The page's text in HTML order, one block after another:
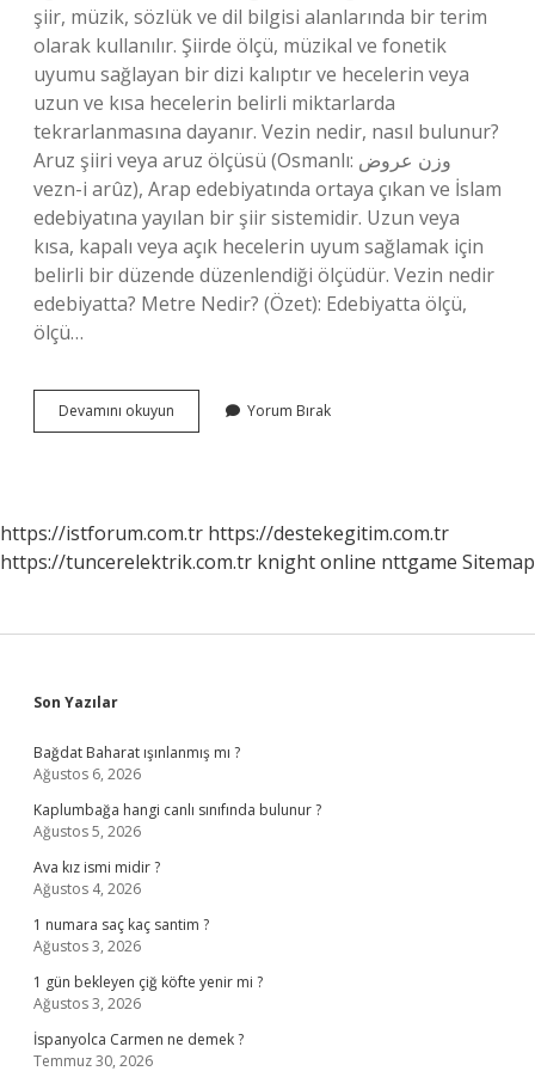
şiir, müzik, sözlük ve dil bilgisi alanlarında bir terim
olarak kullanılır. Şiirde ölçü, müzikal ve fonetik
uyumu sağlayan bir dizi kalıptır ve hecelerin veya
uzun ve kısa hecelerin belirli miktarlarda
tekrarlanmasına dayanır. Vezin nedir, nasıl bulunur?
Aruz şiiri veya aruz ölçüsü (Osmanlı: وزن عروض
vezn-i arûz), Arap edebiyatında ortaya çıkan ve İslam
edebiyatına yayılan bir şiir sistemidir. Uzun veya
kısa, kapalı veya açık hecelerin uyum sağlamak için
belirli bir düzende düzenlendiği ölçüdür. Vezin nedir
edebiyatta? Metre Nedir? (Özet): Edebiyatta ölçü,
ölçü…
Devamını okuyun
Nedir
Yorum Bırak
https://istforum.com.tr https://destekegitim.com.tr
https://tuncerelektrik.com.tr knight online nttgame Sitemap
Sidebar
Son Yazılar
Bağdat Baharat ışınlanmış mı ?
Ağustos 6, 2026
Kaplumbağa hangi canlı sınıfında bulunur ?
Ağustos 5, 2026
Ava kız ismi midir ?
Ağustos 4, 2026
1 numara saç kaç santim ?
Ağustos 3, 2026
1 gün bekleyen çiğ köfte yenir mi ?
Ağustos 3, 2026
İspanyolca Carmen ne demek ?
Temmuz 30, 2026